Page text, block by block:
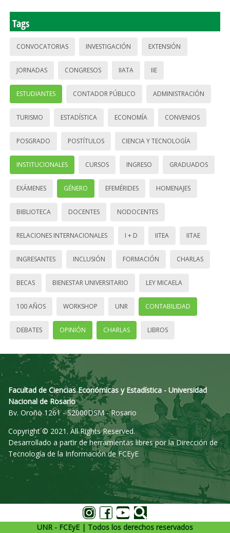
Tags
CONVOCATORIAS INVESTIGACIÓN EXTENSIÓN
JORNADAS CONGRESOS IIATA IIE
ESTUDIANTES CONTADOR PÚBLICO ADMINISTRACIÓN
TURISMO ESTADÍSTICA ECONOMÍA CONVENIOS
POSGRADO POSTÍTULOS CIENCIA Y TECNOLOGÍA
INSTITUCIONALES CURSOS INGRESO GRADUADOS
EXÁMENES GÉNERO EFEMÉRIDES HOMENAJES
BIBLIOTECA DOCENTES NODOCENTES
RELACIONES INTERNACIONALES I + D IITEA IITAE
INGRESANTES INCLUSIÓN FORMACIÓN CHARLAS
BECAS BIENESTAR UNIVERSITARIO LEY MICAELA
100 AÑOS WORKSHOP UNR CONTABILIDAD
DEBATES OPINIÓN CHARLAS LIBROS
Facultad de Ciencias Económicas y Estadística - Universidad
Nacional de Rosario
Bv. Oroño 1261 - S2000DSM - Rosario
Copyright © 2021. All Rights Reserved.
Desarrollado a partir de herramientas libres por la Dirección de
Tecnología de la Información de FCEyE
UNR - FCEyE | Todos los derechos reservados